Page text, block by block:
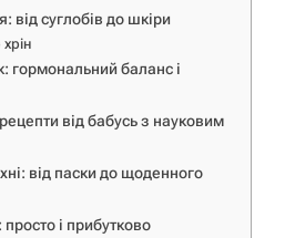
від суглобів до шкіри
гормональний баланс і
від бабусь з науковим
від паски до щоденного
і прибутково